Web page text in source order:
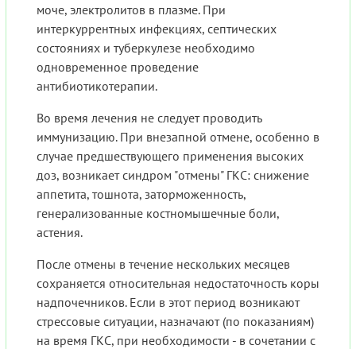
моче, электролитов в плазме. При
интеркуррентных инфекциях, септических
состояниях и туберкулезе необходимо
одновременное проведение
антибиотикотерапии.
Во время лечения не следует проводить
иммунизацию. При внезапной отмене, особенно в
случае предшествующего применения высоких
доз, возникает синдром "отмены" ГКС: снижение
аппетита, тошнота, заторможенность,
генерализованные костномышечные боли,
астения.
После отмены в течение нескольких месяцев
сохраняется относительная недостаточность коры
надпочечников. Если в этот период возникают
стрессовые ситуации, назначают (по показаниям)
на время ГКС, при необходимости - в сочетании с